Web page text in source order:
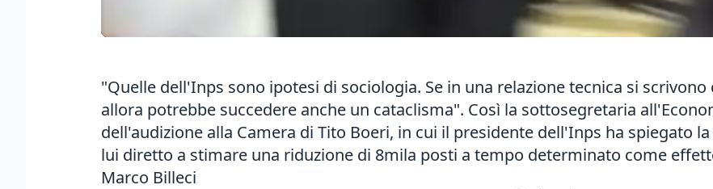
"Quelle dell'Inps sono ipotesi di sociologia. Se in una relazione tecnica si
allora potrebbe succedere anche un cataclisma". Così la sottosegretaria
dell'audizione alla Camera di Tito Boeri, in cui il presidente dell'Inps ha spiegato
lui diretto a stimare una riduzione di 8mila posti a tempo determinato come
Marco Billeci